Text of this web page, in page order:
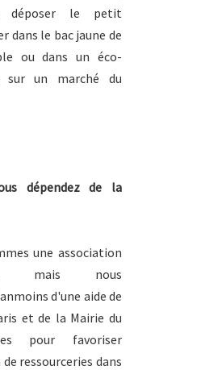
déposer le petit
dans le bac jaune de
ou dans un éco-
un marché du
dépendez de la
une association
mais nous
d'une aide de
et de la Mairie du
pour favoriser
ressourceries dans